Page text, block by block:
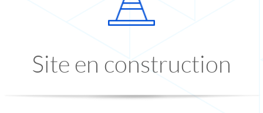
Site en construction